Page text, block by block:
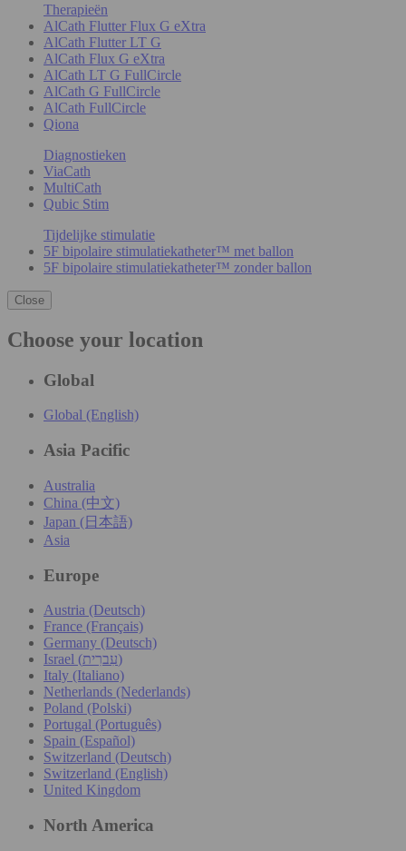
Therapieën
AlCath Flutter Flux G eXtra
AlCath Flutter LT G
AlCath Flux G eXtra
AlCath LT G FullCircle
AlCath G FullCircle
AlCath FullCircle
Qiona
Diagnostieken
ViaCath
MultiCath
Qubic Stim
Tijdelijke stimulatie
5F bipolaire stimulatiekatheter™ met ballon
5F bipolaire stimulatiekatheter™ zonder ballon
Close
Choose your location
Global
Global (English)
Asia Pacific
Australia
China (中文)
Japan (日本語)
Asia
Europe
Austria (Deutsch)
France (Français)
Germany (Deutsch)
Israel (עִברִית)
Italy (Italiano)
Netherlands (Nederlands)
Poland (Polski)
Portugal (Português)
Spain (Español)
Switzerland (Deutsch)
Switzerland (English)
United Kingdom
North America